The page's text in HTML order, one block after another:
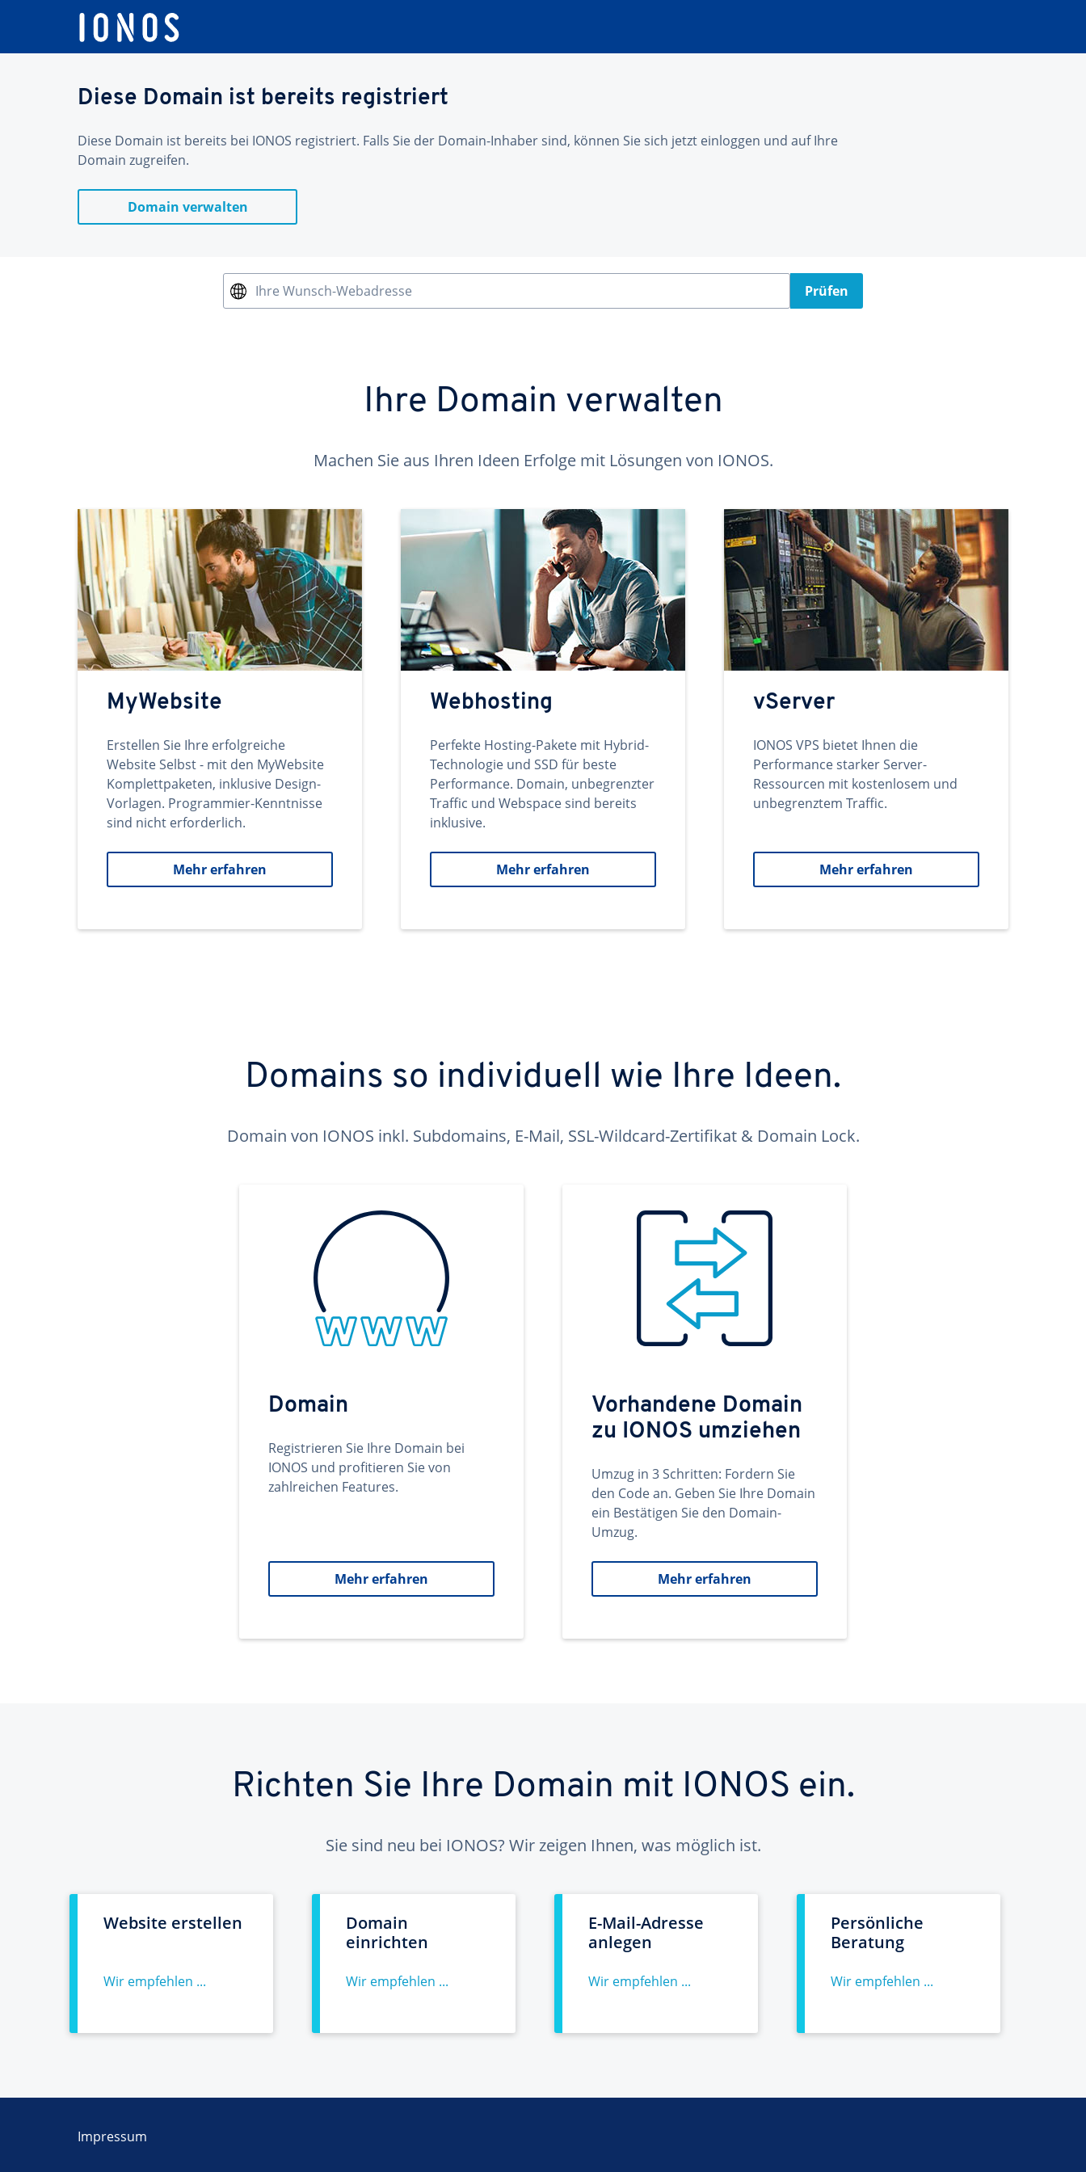
Diese Domain ist bereits registriert
Diese Domain ist bereits bei IONOS registriert. Falls Sie der Domain-Inhaber sind, können Sie sich jetzt einloggen und auf Ihre
Domain zugreifen.
Domain verwalten
Ihre Wunsch-Webadresse Prüfen
Ihre Domain verwalten
Machen Sie aus Ihren Ideen Erfolge mit Lösungen von IONOS.
MyWebsite
Erstellen Sie Ihre erfolgreiche
Website Selbst - mit den MyWebsite
Komplettpaketen, inklusive Design-
Vorlagen. Programmier-Kenntnisse
sind nicht erforderlich.
Mehr erfahren
Webhosting
Perfekte Hosting-Pakete mit Hybrid-
Technologie und SSD für beste
Performance. Domain, unbegrenzter
Traffic und Webspace sind bereits
inklusive.
Mehr erfahren
vServer
IONOS VPS bietet Ihnen die
Performance starker Server-
Ressourcen mit kostenlosem und
unbegrenztem Traffic.
Mehr erfahren
Domains so individuell wie Ihre Ideen.
Domain von IONOS inkl. Subdomains, E-Mail, SSL-Wildcard-Zertifikat & Domain Lock.
Domain
Registrieren Sie Ihre Domain bei
IONOS und profitieren Sie von
zahlreichen Features.
Mehr erfahren
Vorhandene Domain
zu IONOS umziehen
Umzug in 3 Schritten: Fordern Sie
den Code an. Geben Sie Ihre Domain
ein Bestätigen Sie den Domain-
Umzug.
Mehr erfahren
Richten Sie Ihre Domain mit IONOS ein.
Sie sind neu bei IONOS? Wir zeigen Ihnen, was möglich ist.
Website erstellen
Wir empfehlen ...
Domain
einrichten
Wir empfehlen ...
E-Mail-Adresse
anlegen
Wir empfehlen ...
Persönliche
Beratung
Wir empfehlen ...
Impressum